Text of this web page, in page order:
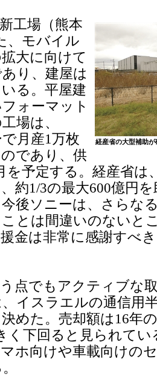
経産省の大型補助
工場（熊本
、モバイル
大に向けて
り、建屋は
る。平屋建
ォーマット
場は、
月産1万枚
であり、供
を予定する。経産省は
約1/3の最大600億円
後ソニーは、さらな
とは間違いのないと
金は非常に感謝すべ
点でもアクティブな
イスラエルの通信用
めた。売却額は16年
く下回ると見られてい
ホ向けや車載向けの